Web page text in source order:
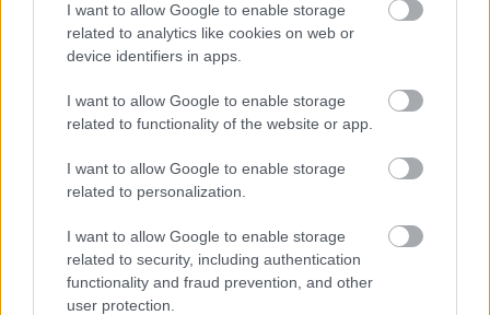
I want to allow Google to enable storage
related to analytics like cookies on web or
device identifiers in apps.
I want to allow Google to enable storage
related to functionality of the website or app.
I want to allow Google to enable storage
related to personalization.
I want to allow Google to enable storage
related to security, including authentication
functionality and fraud prevention, and other
user protection.
Pridajte túto surovinu do prania, obliečky
budú hladšie a pevnejšie. Starý trik z
hotelov poznali už naše babičky